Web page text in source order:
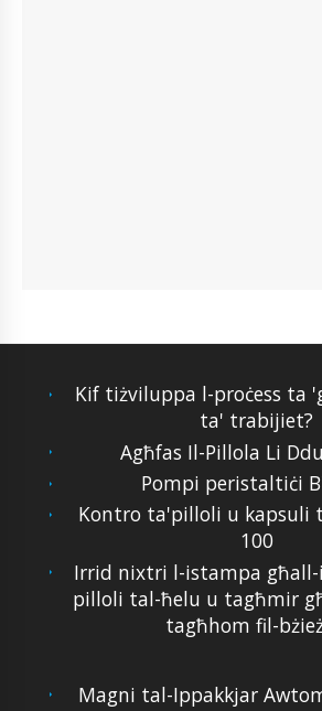
Kif tiżviluppa l-proċess ta
ta' trabijiet?
Agħfas Il-Pillola Li
Pompi peristaltiċi
Kontro ta'pilloli u kapsuli
100
Irrid nixtri l-istampa
pilloli tal-ħelu u tagħmir
tagħhom fil-
Magni tal-Ippakkjar